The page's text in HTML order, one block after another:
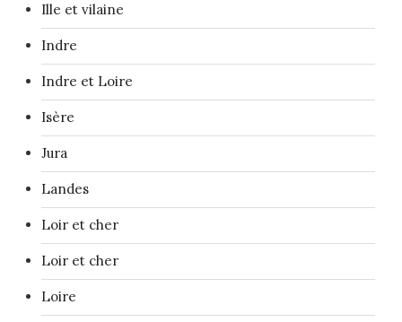
Ille et vilaine
Indre
Indre et Loire
Isère
Jura
Landes
Loir et cher
Loir et cher
Loire